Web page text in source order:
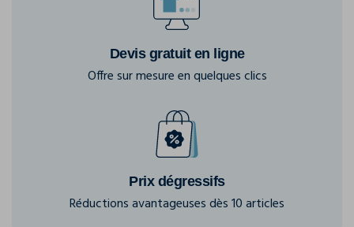
Devis gratuit en ligne
Offre sur mesure en quelques clics
Prix dégressifs
Réductions avantageuses dès 10 articles